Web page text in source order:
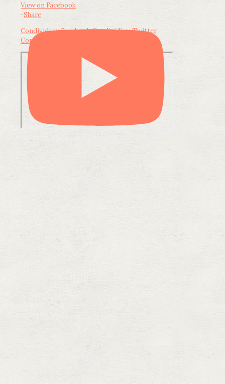
View on Facebook
· Share
Condividi su FacebookCondividi su Twitter
Condividi su LinkedIn